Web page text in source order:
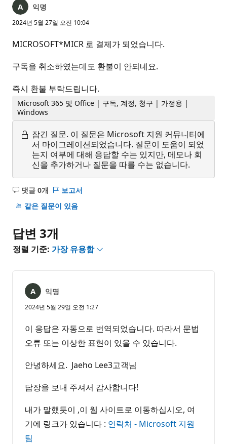
익명
2024년 5월 27일 오전 10:04
MICROSOFT*MICR 로 결제가 되었습니다.
구독을 취소하였는데도 환불이 안되네요.
즉시 환불 부탁드립니다.
Microsoft 365 및 Office | 구독, 계정, 청구 | 가정용 |
Windows
잠긴 질문. 이 질문은 Microsoft 지원 커뮤니티에
서 마이그레이션되었습니다. 질문이 도움이 되었
는지 여부에 대해 응답할 수는 있지만, 메모나 회
신을 추가하거나 질문을 따를 수는 없습니다.
댓글 0개
설
명
음
보고서
같은 질문이 있음
답변 3개
정렬 기준: 가장 유용함
익명
2024년 5월 29일 오전 1:27
이 응답은 자동으로 번역되었습니다. 따라서 문법
오류 또는 이상한 표현이 있을 수 있습니다.
안녕하세요. Jaeho Lee3고객님
답장을 보내 주셔서 감사합니다!
내가 말했듯이 ,이 웹 사이트로 이동하십시오, 여
기에 링크가 있습니다 : 연락처 - Microsoft 지원
팀